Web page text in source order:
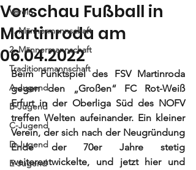
Verein
1. Männermannschaft
2. Männermannschaft
Traditionsmannschaft
A-Jugend
B-Jugend
C-Jugend
D-Jugend
E-Jugend
Vorschau Fußball in
Martinroda am
06.04.2022
Beim Punktspiel des FSV Martinroda
gegen den „Großen“ FC Rot-Weiß
Erfurt in der Oberliga Süd des NOFV
treffen Welten aufeinander. Ein kleiner
Verein, der sich nach der Neugründung
Ende der 70er Jahre stetig
weiterentwickelte, und jetzt hier und